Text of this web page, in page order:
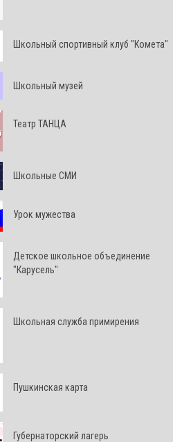
Школьный спортивный клуб "Комета"
Школьный музей
Театр ТАНЦА
Школьные СМИ
Урок мужества
Детское школьное объединение
"Карусель"
Школьная служба примирения
Пушкинская карта
Губернаторский лагерь